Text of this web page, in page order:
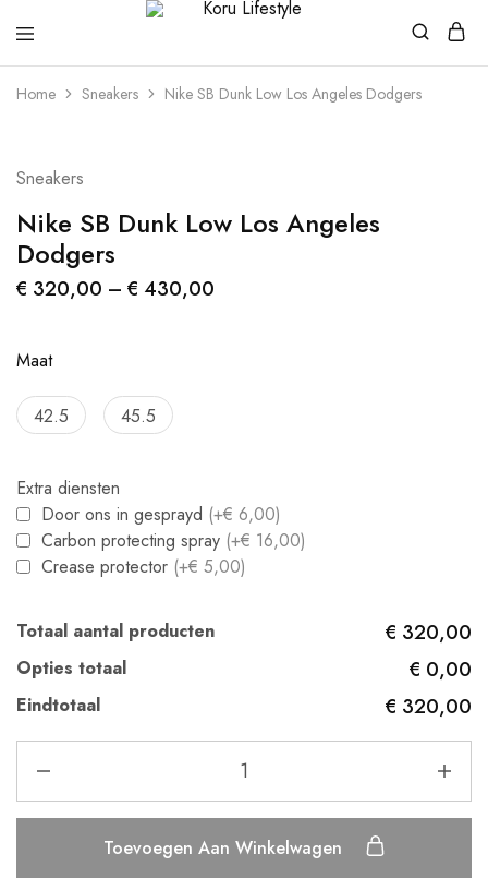
Koru
Lifestyle
Home Sneakers Nike SB Dunk Low Los Angeles Dodgers
Sneakers
Nike SB Dunk Low Los Angeles
Dodgers
€ 320,00 – € 430,00
Maat
42.5 45.5
Extra diensten
Door ons in gesprayd (+€ 6,00)
Carbon protecting spray (+€ 16,00)
Crease protector (+€ 5,00)
Totaal aantal producten € 320,00
Opties totaal € 0,00
Eindtotaal € 320,00
Toevoegen Aan Winkelwagen